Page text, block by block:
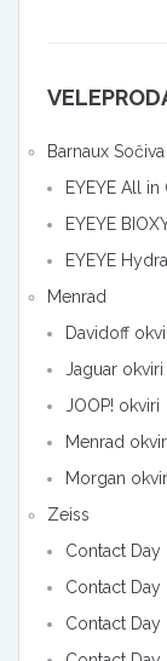
Barnaux Sočiva
EYEYE All
EYEYE
EYEYE
Menrad
Davidoff
Jaguar okviri
JOOP! okviri
Menrad
Morgan
Zeiss
Contact
Contact
Contact Day